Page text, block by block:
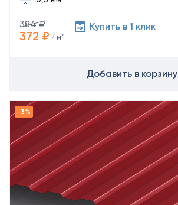
384 ₽
372 ₽ / м²
Купить в 1 клик
Добавить в корзину